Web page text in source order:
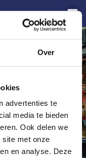
Over
advertenties te
media te bieden
Ook delen we
site met onze
en analyse. Deze